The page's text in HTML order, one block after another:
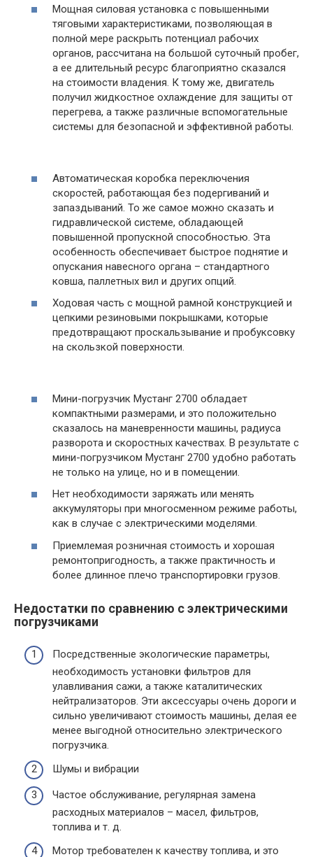
Мощная силовая установка с повышенными
тяговыми характеристиками, позволяющая в
полной мере раскрыть потенциал рабочих
органов, рассчитана на большой суточный пробег,
а ее длительный ресурс благоприятно сказался
на стоимости владения. К тому же, двигатель
получил жидкостное охлаждение для защиты от
перегрева, а также различные вспомогательные
системы для безопасной и эффективной работы.
Автоматическая коробка переключения
скоростей, работающая без подергиваний и
запаздываний. То же самое можно сказать и
гидравлической системе, обладающей
повышенной пропускной способностью. Эта
особенность обеспечивает быстрое поднятие и
опускания навесного органа – стандартного
ковша, паллетных вил и других опций.
Ходовая часть с мощной рамной конструкцией и
цепкими резиновыми покрышками, которые
предотвращают проскальзывание и пробуксовку
на скользкой поверхности.
Мини-погрузчик Мустанг 2700 обладает
компактными размерами, и это положительно
сказалось на маневренности машины, радиуса
разворота и скоростных качествах. В результате с
мини-погрузчиком Мустанг 2700 удобно работать
не только на улице, но и в помещении.
Нет необходимости заряжать или менять
аккумуляторы при многосменном режиме работы,
как в случае с электрическими моделями.
Приемлемая розничная стоимость и хорошая
ремонтопригодность, а также практичность и
более длинное плечо транспортировки грузов.
Недостатки по сравнению с электрическими
погрузчиками
Посредственные экологические параметры,
необходимость установки фильтров для
улавливания сажи, а также каталитических
нейтрализаторов. Эти аксессуары очень дороги и
сильно увеличивают стоимость машины, делая ее
менее выгодной относительно электрического
погрузчика.
Шумы и вибрации
Частое обслуживание, регулярная замена
расходных материалов – масел, фильтров,
топлива и т. д.
Мотор требователен к качеству топлива, и это